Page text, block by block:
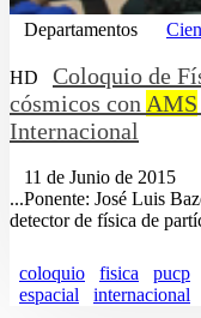
Departamentos
HD
Coloquio de
cósmicos con AMS
Internacional
11 de Junio de 2015
...Ponente: José Luis
detector de física de
coloquio fisica pucp
espacial
internacional